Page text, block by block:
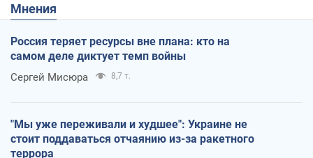
Мнения
Россия теряет ресурсы вне плана: кто на
самом деле диктует темп войны
Сергей Мисюра 8,7 т.
"Мы уже переживали и худшее": Украине не
стоит поддаваться отчаянию из-за ракетного
террора